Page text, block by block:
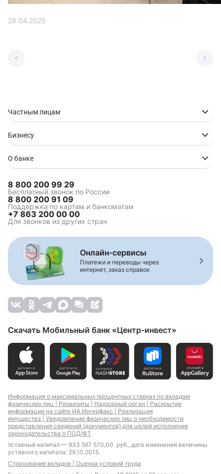
28.04.2025
Частным лицам
Бизнесу
О банке
8 800 200 99 29
Бесплатный звонок по России
8 800 200 91 09
Поддержка по картам и банкоматам
+7 863 200 00 00
Для звонков из других стран
Онлайн-сервисы
Платежи и переводы через
интернет, заказ справок
Скачать Мобильный банк «Центр-инвест»
Информация о максимальных процентных ставках по вкладам
физических лиц | Реквизиты | Надзорный орган | Раскрытие
информации на сайте ИА Интерфакс | Реализация
имущества | Уведомление физических лиц о необходимости
представления сведений (документов) для целей исполнения
законодательства о ПОД/ФТ
Уставный капитал — 933 567 570,00 руб., дата изменения величины
уставного капитала: 29.10.2015
Страхование вкладов | Оценка условий труда